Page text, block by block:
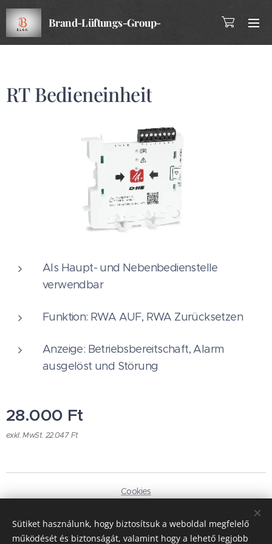
Brand-Lüftungs-Group-
RT Bedieneinheit
Als Haupt- und Nebenbedienstelle
verwendbar
Funktion: RWA AUF, RWA Zurücksetzen
Anzeige: Betriebsbereitschaft, Alarm
ausgelöst und Störung
28.000 Ft
exkl. MwSt. 22.047 Ft
Cookies
Magyar
Deutsch
Sütiket használunk, hogy biztosítsuk a weboldal megfelelő
működését és biztonságát, valamint hogy a lehető legjobb